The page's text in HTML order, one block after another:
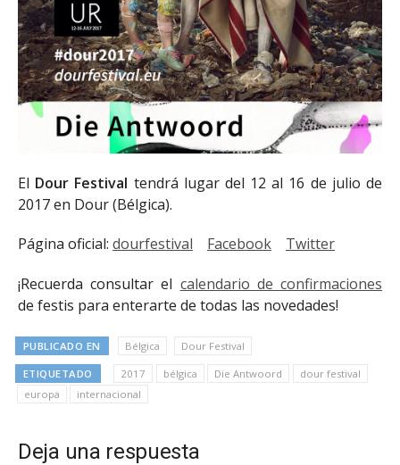
El Dour Festival tendrá lugar del 12 al 16 de julio de
2017 en Dour (Bélgica).
Página oficial: dourfestival Facebook Twitter
¡Recuerda consultar el calendario de confirmaciones
de festis para enterarte de todas las novedades!
PUBLICADO EN Bélgica Dour Festival
ETIQUETADO 2017 bélgica Die Antwoord
dour festival
europa
internacional
Deja una respuesta